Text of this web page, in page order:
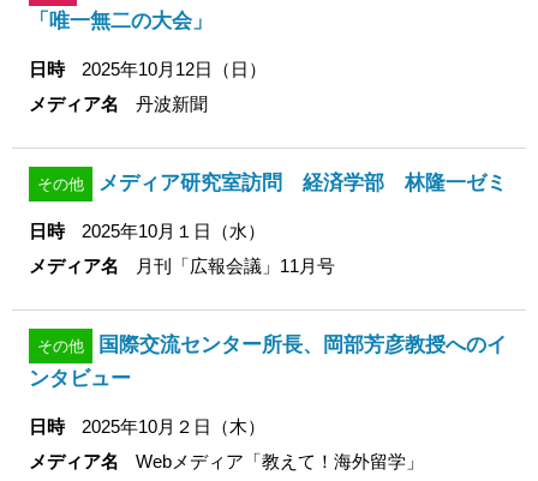
「唯一無二の大会」
日時
2025年10月12日（日）
メディア名
丹波新聞
その他 メディア研究室訪問 経済学部 林隆一ゼミ
日時
2025年10月１日（水）
メディア名
月刊「広報会議」11月号
その他
国際交流センター所長、岡部芳彦教授へのイ
ンタビュー
日時
2025年10月２日（木）
メディア名
Webメディア「教えて！海外留学」